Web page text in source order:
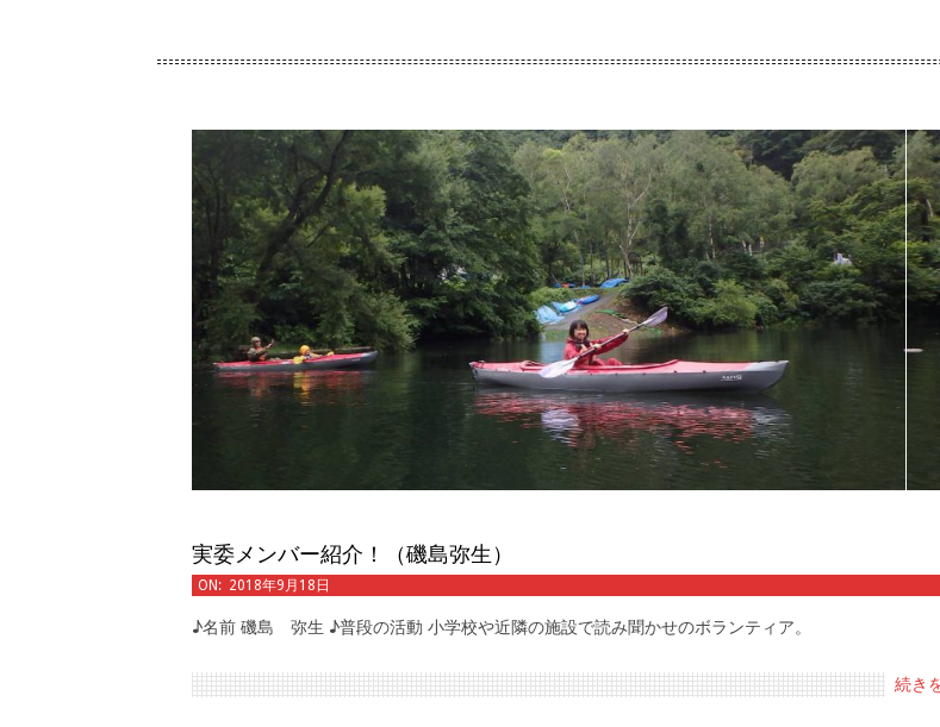
実委メンバー紹介！（磯島弥生）
2018-
18
ON: 2018年9月18日
♪名前 磯島 弥生 ♪普段の活動 小学校や近隣の施設で読み聞かせのボランティア。
続き